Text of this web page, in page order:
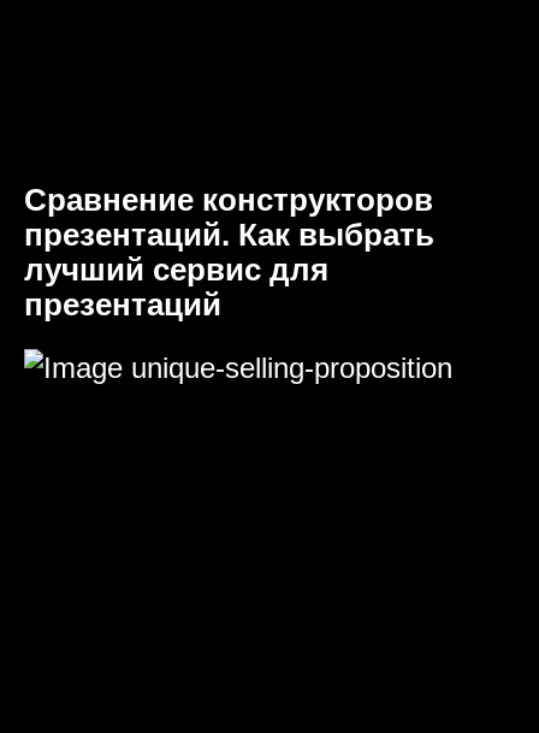
Сравнение конструкторов
презентаций. Как выбрать
лучший сервис для
презентаций